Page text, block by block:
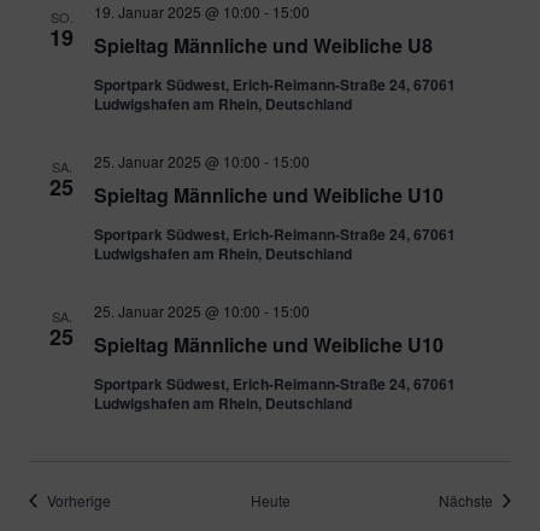
SO.
19 Spieltag Männliche und Weibliche U8
19. Januar 2025 @ 10:00 - 15:00
Sportpark Südwest, Erich-Reimann-Straße 24, 67061
Ludwigshafen am Rhein, Deutschland
SA.
25 Spieltag Männliche und Weibliche U10
25. Januar 2025 @ 10:00 - 15:00
Sportpark Südwest, Erich-Reimann-Straße 24, 67061
Ludwigshafen am Rhein, Deutschland
SA.
25 Spieltag Männliche und Weibliche U10
25. Januar 2025 @ 10:00 - 15:00
Sportpark Südwest, Erich-Reimann-Straße 24, 67061
Ludwigshafen am Rhein, Deutschland
Vorherige Heute Nächste